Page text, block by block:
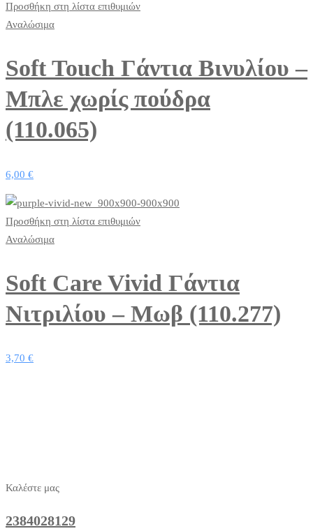
Προσθήκη στη λίστα επιθυμιών
Αναλώσιμα
Soft Touch Γάντια Βινυλίου –
Μπλε χωρίς πούδρα
(110.065)
6,00 €
Προσθήκη στη λίστα επιθυμιών
Αναλώσιμα
Soft Care Vivid Γάντια
Νιτριλίου – Μωβ (110.277)
3,70 €
Καλέστε μας
2384028129